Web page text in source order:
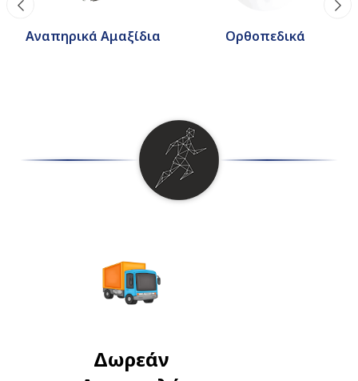
Αναπηρικά Αμαξίδια Ορθοπεδικά
Δωρεάν